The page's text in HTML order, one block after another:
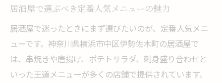
昼飲みに最適な居酒屋のメニュー事情とは
居酒屋で昼から楽しめる料理とドリンク紹
介
伊勢佐木町ならではの昼飲み向き居酒屋活
用術
居酒屋で選ぶべき定番人気メニューの魅力
居酒屋で迷ったときにまず選びたいのが、定番人気メニ
ューです。神奈川県横浜市中区伊勢佐木町の居酒屋で
は、串焼きや唐揚げ、ポテトサラダ、刺身盛り合わせと
いった王道メニューが多くの店舗で提供されています。